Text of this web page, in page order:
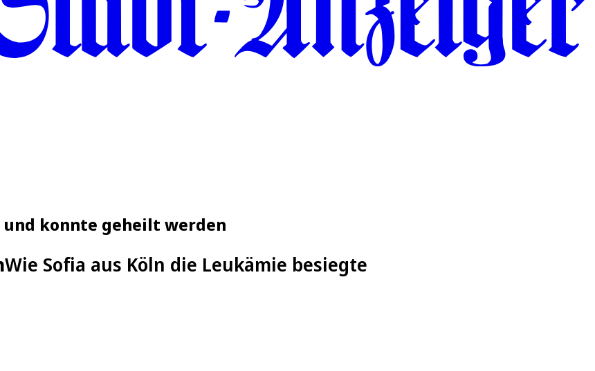
konnte geheilt werden
Wie Sofia aus Köln die Leukämie besiegte